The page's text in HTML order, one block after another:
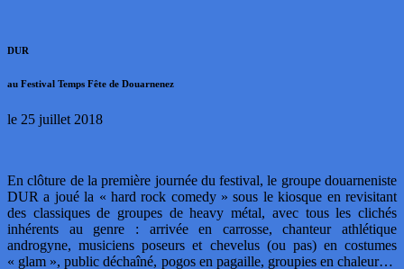
DUR
au Festival Temps Fête de Douarnenez
le 25 juillet 2018
En clôture de la première journée du festival, le groupe douarneniste
DUR a joué la « hard rock comedy » sous le kiosque en revisitant
des classiques de groupes de heavy métal, avec tous les clichés
inhérents au genre : arrivée en carrosse, chanteur athlétique
androgyne, musiciens poseurs et chevelus (ou pas) en costumes
« glam », public déchaîné, pogos en pagaille, groupies en chaleur…